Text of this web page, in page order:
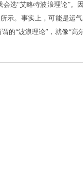
选“艾略特波浪理论”
示。事实上，可能是运
的“波浪理论”，就像“